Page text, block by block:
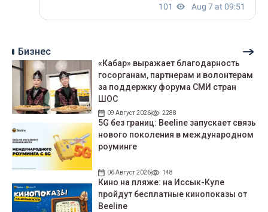
Бизнес
«Кабар» выражает благодарность
госорганам, партнерам и волонтерам
за поддержку форума СМИ стран
ШОС
09 Август 2026 2288
5G без границ: Beeline запускает связь
нового поколения в международном
роуминге
06 Август 2026 148
Кино на пляже: на Иссык-Куле
пройдут беcплатные кинопоказы от
Beeline